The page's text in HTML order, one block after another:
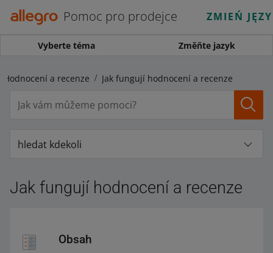
Pomoc pro prodejce ZMIEŃ
Vyberte téma Změňte jazyk
Hodnocení a recenze Jak fungují hodnocení a recenze
hledat kdekoli
Jak fungují hodnocení a recenze
Obsah